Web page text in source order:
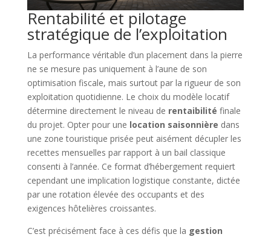
Rentabilité et pilotage
stratégique de l’exploitation
La performance véritable d’un placement dans la pierre
ne se mesure pas uniquement à l’aune de son
optimisation fiscale, mais surtout par la rigueur de son
exploitation quotidienne. Le choix du modèle locatif
détermine directement le niveau de rentaibilité finale
du projet. Opter pour une location saisonnière dans
une zone touristique prisée peut aisément décupler les
recettes mensuelles par rapport à un bail classique
consenti à l’année. Ce format d’hébergement requiert
cependant une implication logistique constante, dictée
par une rotation élevée des occupants et des
exigences hôtelières croissantes.
C’est précisément face à ces défis que la gestion